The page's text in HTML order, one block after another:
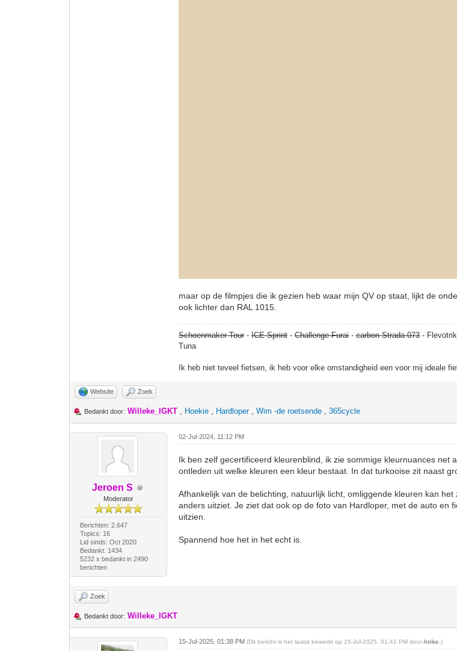
maar op de filmpjes die ik gezien heb waar mijn QV op staat, lijkt de
ook lichter dan RAL 1015.
Schoenmaker Tour-ICE Sprint-Challenge Furai-carbon Strada 073-
Tuna
Ik heb niet teveel fietsen, ik heb voor elke omstandigheid een voor mij ideale
Website Zoek
Bedankt door: Willeke_IGKT , Hoekie , Hardloper,Wim -de roetsende ,365cycle
Jeroen S
Moderator
Berichten: 2.647
Topics: 16
Lid sinds: Oct 2020
Bedankt: 1434
5232 x bedankt in 2490
berichten
02-Jul-2024, 11:12 PM
Ik ben zelf gecertificeerd kleurenblind, ik zie sommige kleurnuances net
ontleden uit welke kleuren een kleur bestaat. In dat turkooise zit naast
Afhankelijk van de belichting, natuurlijk licht, omliggende kleuren kan
anders uitziet. Je ziet dat ook op de foto van Hardloper, met de auto en
uitzien.
Spannend hoe het in het echt is.
Zoek
Bedankt door: Willeke_IGKT
15-Jul-2025, 01:38 PM(Dit bericht is het laatst bewerkt op 15-Jul-2025, 01:41 PM doorAtrike.)